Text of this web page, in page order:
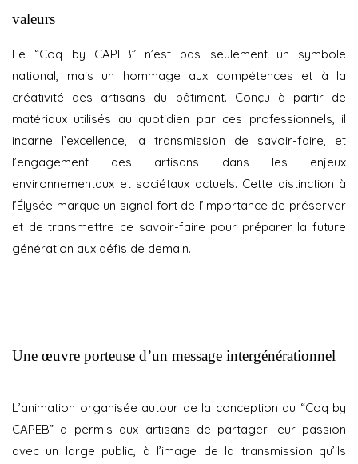
valeurs
Le “Coq by CAPEB” n’est pas seulement un symbole
national, mais un hommage aux compétences et à la
créativité des artisans du bâtiment. Conçu à partir de
matériaux utilisés au quotidien par ces professionnels, il
incarne l’excellence, la transmission de savoir-faire, et
l’engagement des artisans dans les enjeux
environnementaux et sociétaux actuels. Cette distinction à
l’Élysée marque un signal fort de l’importance de préserver
et de transmettre ce savoir-faire pour préparer la future
génération aux défis de demain.
Une œuvre porteuse d’un message intergénérationnel
L’animation organisée autour de la conception du “Coq by
CAPEB” a permis aux artisans de partager leur passion
avec un large public, à l’image de la transmission qu’ils